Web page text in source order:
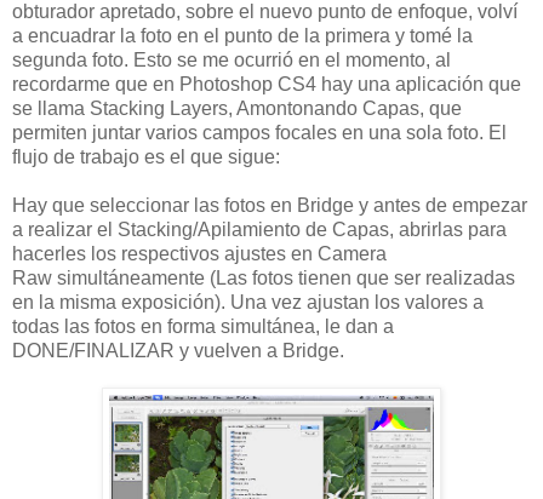
obturador apretado, sobre el nuevo punto de enfoque, volví
a encuadrar la foto en el punto de la primera y tomé la
segunda foto. Esto se me ocurrió en el momento, al
recordarme que en Photoshop CS4 hay una aplicación que
se llama Stacking Layers, Amontonando Capas, que
permiten juntar varios campos focales en una sola foto. El
flujo de trabajo es el que sigue:
Hay que seleccionar las fotos en Bridge y antes de empezar
a realizar el Stacking/Apilamiento de Capas, abrirlas para
hacerles los respectivos ajustes en Camera
Raw simultáneamente (Las fotos tienen que ser realizadas
en la misma exposición). Una vez ajustan los valores a
todas las fotos en forma simultánea, le dan a
DONE/FINALIZAR y vuelven a Bridge.